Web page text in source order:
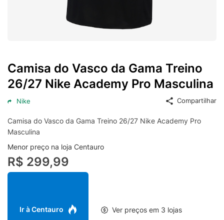
Camisa do Vasco da Gama Treino
26/27 Nike Academy Pro Masculina
Nike Compartilhar
Camisa do Vasco da Gama Treino 26/27 Nike Academy Pro
Masculina
Menor preço na loja Centauro
R$ 299,99
Ir à Centauro Ver preços em 3 lojas